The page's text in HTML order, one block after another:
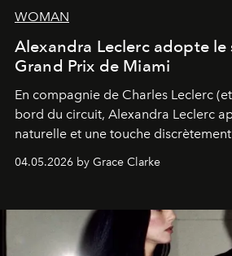
WOMAN
Alexandra Leclerc adopte le
Grand Prix de Miami
En compagnie de Charles Leclerc
bord du circuit, Alexandra Leclerc
naturelle et une touche
de la Formule 1.
04.05.2026 by Grace Clarke